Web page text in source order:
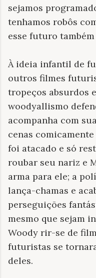
sejamos
tenhamos robôs
esse futuro
À ideia infantil de
outros filmes
tropeços absurdos
woodyallismo
acompanha com
cenas
foi atacado e só
roubar seu nariz e
arma para ele; a
lança-chamas e
perseguições
mesmo que sejam
Woody rir-se de
futuristas se
deles.